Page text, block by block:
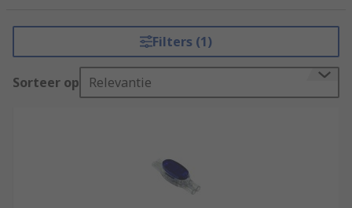
Filters (1)
Sorteer op Relevantie